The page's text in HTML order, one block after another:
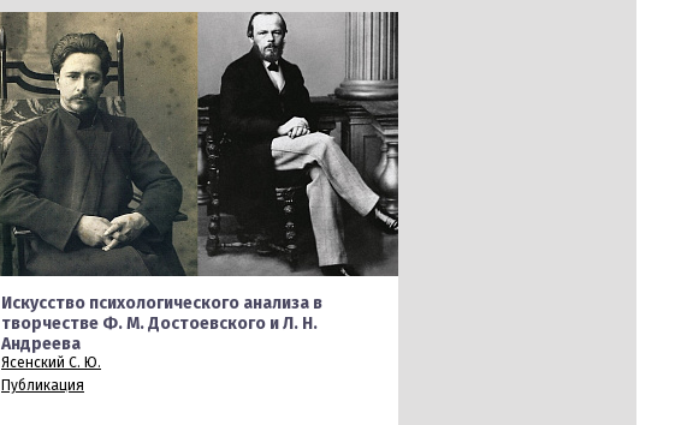
Искусство психологического анализа в
творчестве Ф. М. Достоевского и Л. Н.
Андреева
Ясенский С. Ю.
Публикация